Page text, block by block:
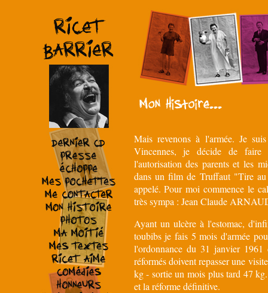
Mais revenons à l'armée. Je
Vincennes, je décide de
l'autorisation des parents et les
dans un film de Truffaut "Tire
appelé. Pour moi commence le
très sympa : Jean Claude
Ayant un ulcère à l'estomac,
toubibs je fais 5 mois d'armée
l'ordonnance du 31 janvier
réformés doivent repasser une
kg - sortie un mois plus tard 47
et la réforme définitive.